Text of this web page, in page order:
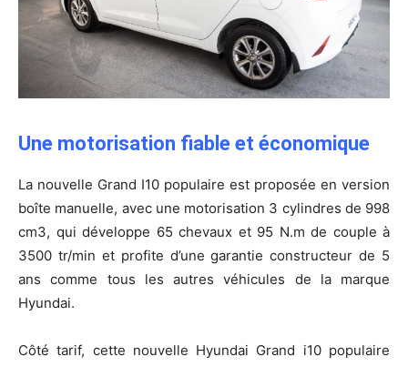
Une motorisation fiable et économique
La nouvelle Grand I10 populaire est proposée en version
boîte manuelle, avec une motorisation 3 cylindres de 998
cm3, qui développe 65 chevaux et 95 N.m de couple à
3500 tr/min et profite d’une garantie constructeur de 5
ans comme tous les autres véhicules de la marque
Hyundai.
Côté tarif, cette nouvelle Hyundai Grand i10 populaire